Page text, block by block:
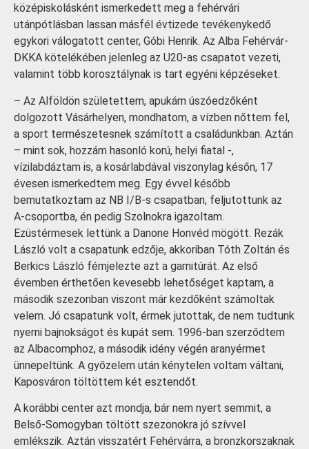
középiskolásként ismerkedett meg a fehérvári
utánpótlásban lassan másfél évtizede tevékenykedő
egykori válogatott center, Góbi Henrik. Az Alba Fehérvár-
DKKA kötelékében jelenleg az U20-as csapatot vezeti,
valamint több korosztálynak is tart egyéni képzéseket.
– Az Alföldön születettem, apukám úszóedzőként
dolgozott Vásárhelyen, mondhatom, a vízben nőttem fel,
a sport természetesnek számított a családunkban. Aztán
– mint sok, hozzám hasonló korú, helyi fiatal -,
vízilabdáztam is, a kosárlabdával viszonylag későn, 17
évesen ismerkedtem meg. Egy évvel később
bemutatkoztam az NB I/B-s csapatban, feljutottunk az
A-csoportba, én pedig Szolnokra igazoltam.
Ezüstérmesek lettünk a Danone Honvéd mögött. Rezák
László volt a csapatunk edzője, akkoriban Tóth Zoltán és
Berkics László fémjelezte azt a garnitúrát. Az első
évemben érthetően kevesebb lehetőséget kaptam, a
második szezonban viszont már kezdőként számoltak
velem. Jó csapatunk volt, érmek jutottak, de nem tudtunk
nyerni bajnokságot és kupát sem. 1996-ban szerződtem
az Albacomphoz, a második idény végén aranyérmet
ünnepeltünk. A győzelem után kénytelen voltam váltani,
Kaposváron töltöttem két esztendőt.
A korábbi center azt mondja, bár nem nyert semmit, a
Belső-Somogyban töltött szezonokra jó szívvel
emlékszik. Aztán visszatért Fehérvárra, a bronzkorszaknak